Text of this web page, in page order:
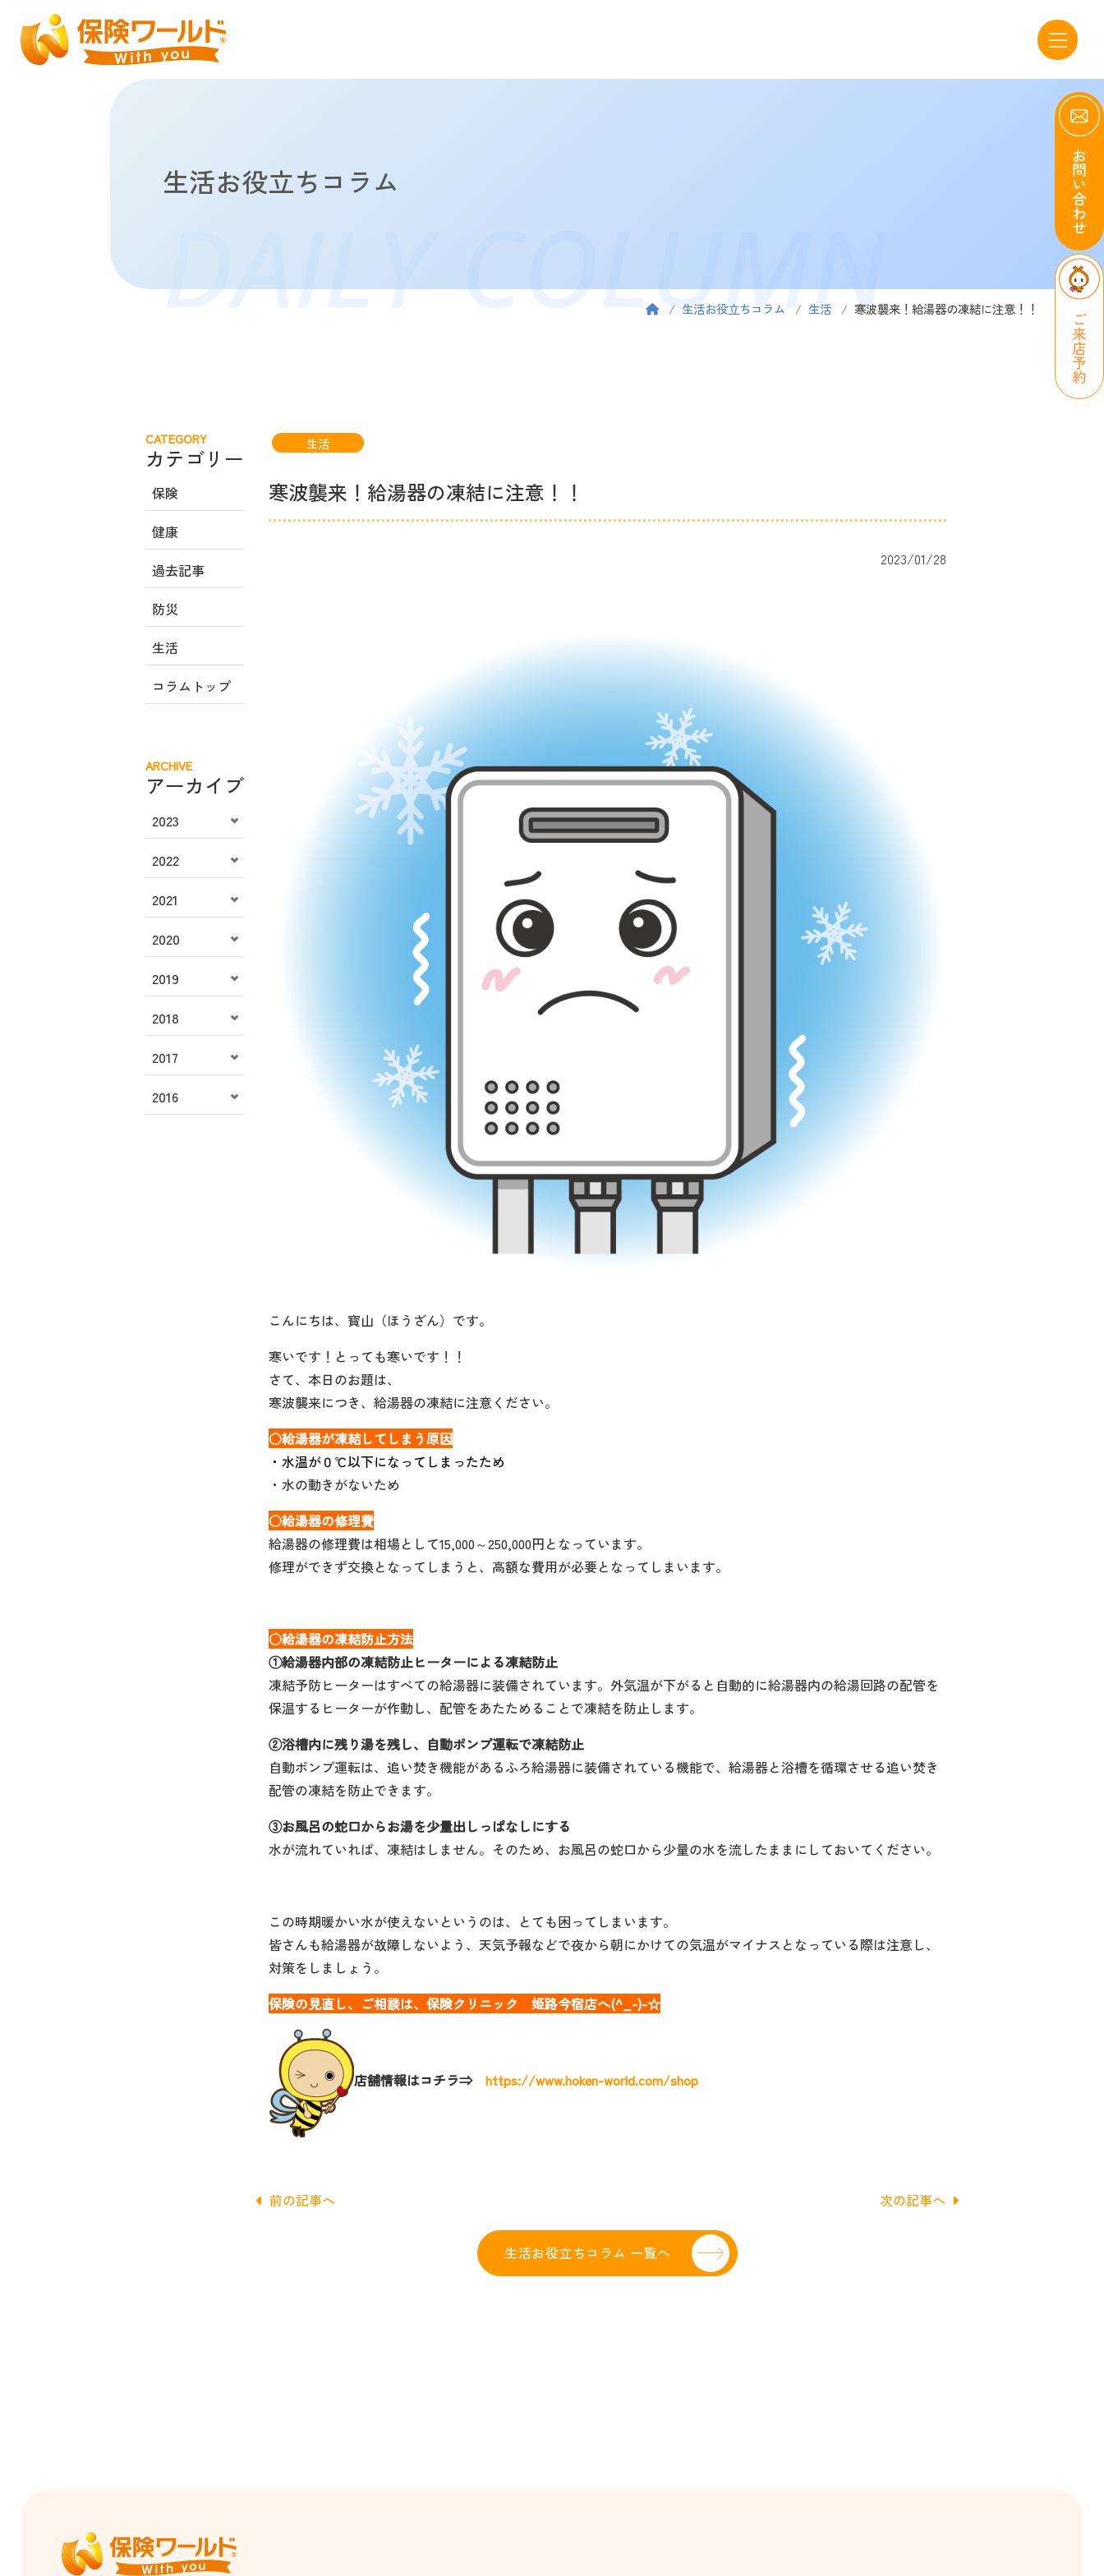
生活お役立ちコラム
DAILY COLUMN
生活お役立ちコラム 生活 寒波襲来！給湯器の凍結に注意！！
生活
寒波襲来！給湯器の凍結に注意！！
2023/01/28
こんにちは、寳山（ほうざん）です。
寒いです！とっても寒いです！！
さて、本日のお題は、
寒波襲来につき、給湯器の凍結に注意ください。
○給湯器が凍結してしまう原因
・水温が０℃以下になってしまったため
・水の動きがないため
○給湯器の修理費
給湯器の修理費は相場として15,000～250,000円となっています。
修理ができず交換となってしまうと、高額な費用が必要となってしまいます。
○給湯器の凍結防止方法
①給湯器内部の凍結防止ヒーターによる凍結防止
凍結予防ヒーターはすべての給湯器に装備されています。外気温が下がると自動的に給湯器内の給湯回路の配管を
保温するヒーターが作動し、配管をあたためることで凍結を防止します。
②浴槽内に残り湯を残し、自動ポンプ運転で凍結防止
自動ポンプ運転は、追い焚き機能があるふろ給湯器に装備されている機能で、給湯器と浴槽を循環させる追い焚き
配管の凍結を防止できます。
③お風呂の蛇口からお湯を少量出しっぱなしにする
水が流れていれば、凍結はしません。そのため、お風呂の蛇口から少量の水を流したままにしておいてください。
この時期暖かい水が使えないというのは、とても困ってしまいます。
皆さんも給湯器が故障しないよう、天気予報などで夜から朝にかけての気温がマイナスとなっている際は注意し、
対策をしましょう。
保険の見直し、ご相談は、保険クリニック 姫路今宿店へ(^_-)-☆
店舗情報はコチラ⇒https://www.hoken-world.com/shop
前の記事へ 次の記事へ
生活お役立ちコラム 一覧へ
CATEGORY
カテゴリー
保険
健康
過去記事
防災
生活
コラムトップ
ARCHIVE
アーカイブ
2023
2022
2021
2020
2019
2018
2017
2016